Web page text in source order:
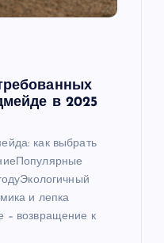
в 2025
как выбрать
и лепка
– возвращение к